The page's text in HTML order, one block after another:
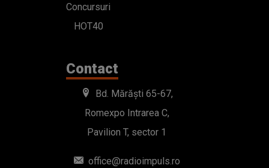
Concursuri
HOT40
Contact
Bd. Mărăști 65-67,
Romexpo Intrarea C,
Pavilion T, sector 1
office@radioimpuls.ro